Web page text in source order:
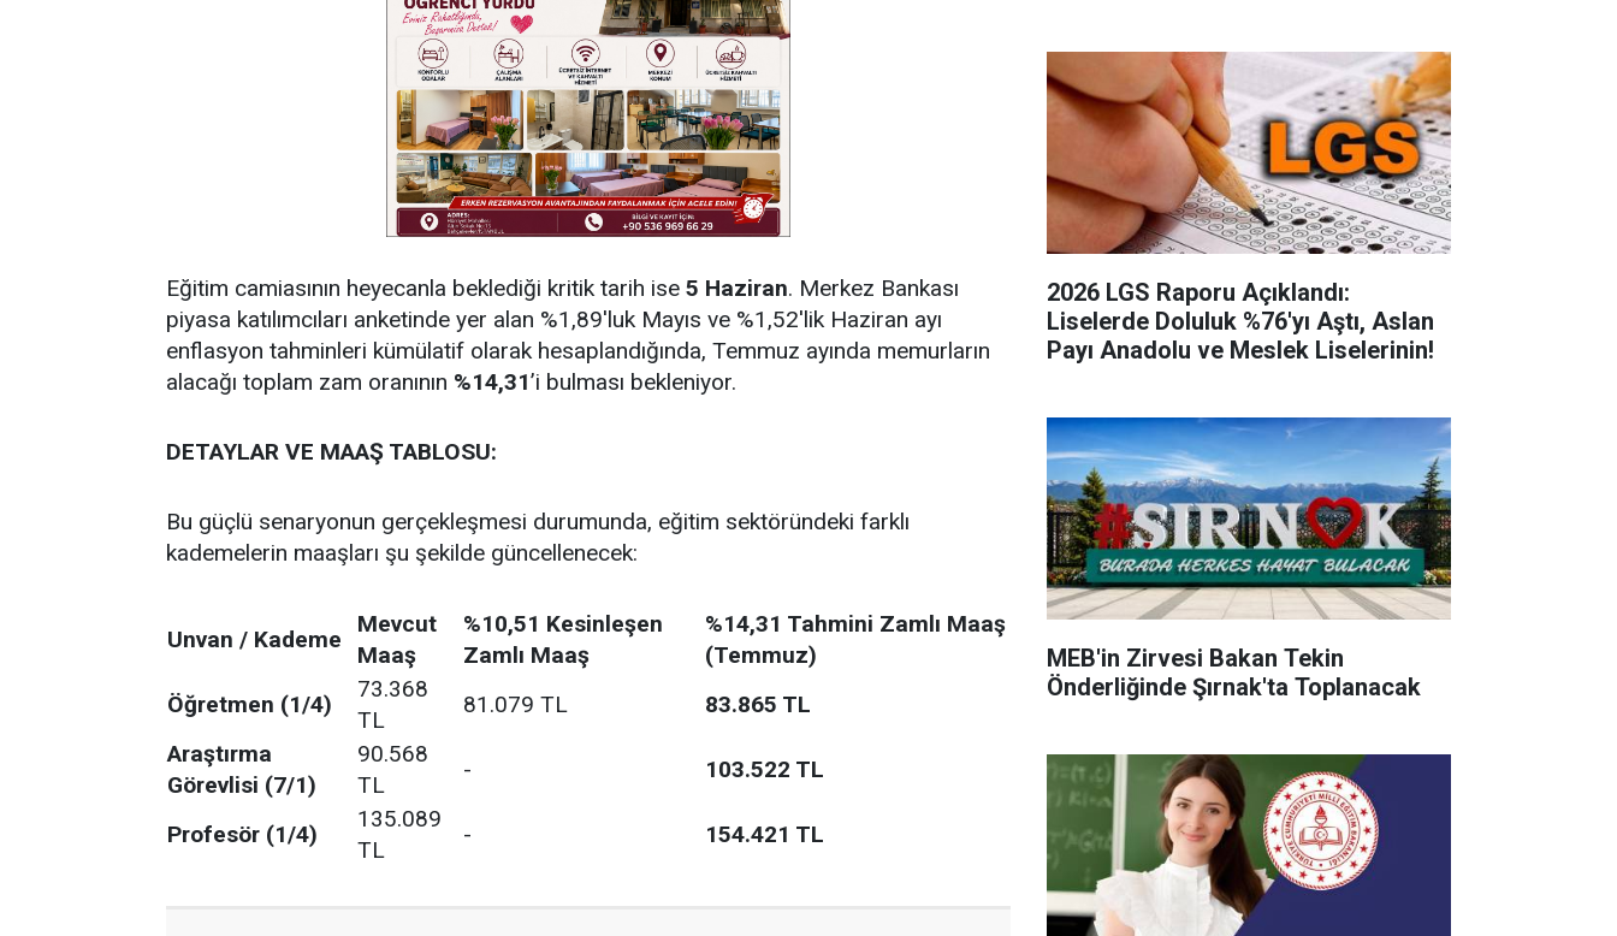
Eğitim camiasının heyecanla beklediği kritik tarih ise 5 Haziran. Merkez Bankası
piyasa katılımcıları anketinde yer alan %1,89'luk Mayıs ve %1,52'lik Haziran ayı
enflasyon tahminleri kümülatif olarak hesaplandığında, Temmuz ayında memurların
alacağı toplam zam oranının %14,31’i bulması bekleniyor.
DETAYLAR VE MAAŞ TABLOSU:
Bu güçlü senaryonun gerçekleşmesi durumunda, eğitim sektöründeki farklı
kademelerin maaşları şu şekilde güncellenecek:
Unvan / Kademe
Mevcut
Maaş
%10,51 Kesinleşen
Zamlı Maaş
%14,31 Tahmini Zamlı Maaş
(Temmuz)
Öğretmen (1/4)
73.368
TL
81.079 TL
83.865 TL
Araştırma
Görevlisi (7/1)
90.568
TL
- 103.522 TL
Profesör (1/4)
135.089
TL
- 154.421 TL
2026 LGS Raporu Açıklandı:
Liselerde Doluluk %76'yı Aştı, Aslan
Payı Anadolu ve Meslek Liselerinin!
MEB'in Zirvesi Bakan Tekin
Önderliğinde Şırnak'ta Toplanacak